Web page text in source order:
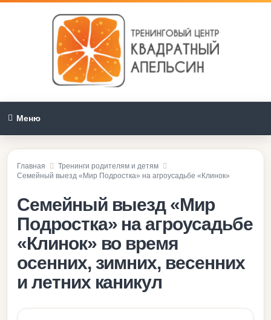
Меню
Главная
Тренинги родителям и детям
Семейный выезд «Мир Подростка» на агроусадьбе «Клинок»
Семейный выезд «Мир
Подростка» на агроусадьбе
«Клинок» во время
осенних, зимних, весенних
и летних каникул